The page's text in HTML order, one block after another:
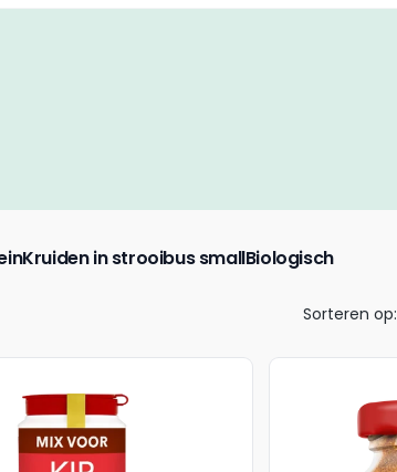
Kruiden in strooibus smallBiologisch
Sorteren op: